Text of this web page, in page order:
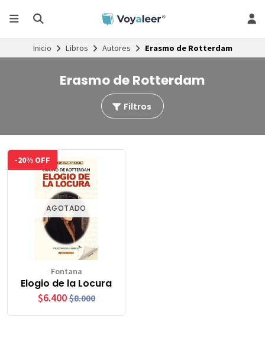
Inicio Libros Autores Erasmo de Rotterdam
Erasmo de Rotterdam
Filtros
-20% OFF
AGOTADO
Fontana
Elogio de la Locura
$6.400 $8.000